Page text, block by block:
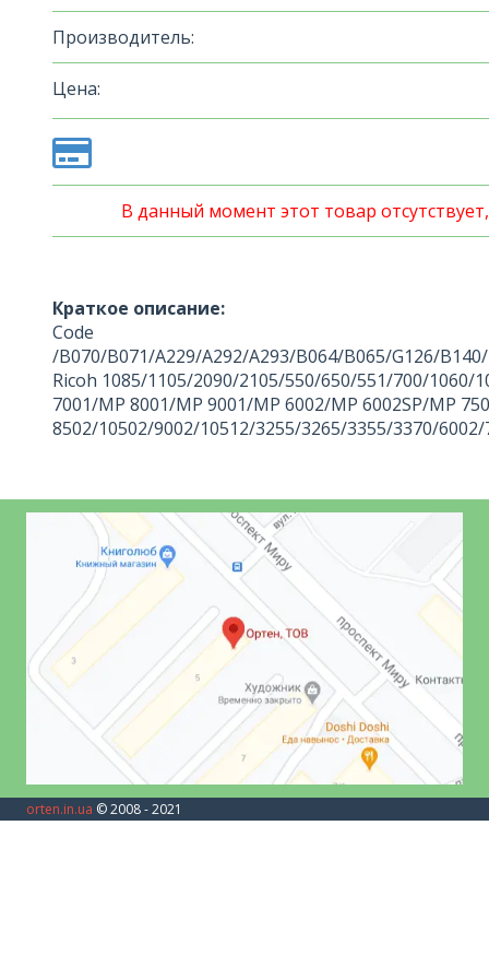
Производитель:
Цена:
В данный момент этот товар
Краткое описание:
Code
/B070/B071/A229/A292/A293/B064/B065/G126/
Ricoh 1085/1105/2090/2105/550/650/551/700/1060/
7001/MP 8001/MP 9001/MP 6002/MP 6002SP/MP
8502/10502/9002/10512/3255/3265/3355/3370/
orten.in.ua © 2008 - 2021